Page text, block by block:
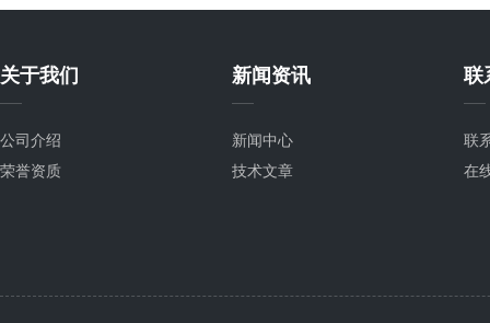
关于我们
公司介绍
荣誉资质
新闻资讯
新闻中心
技术文章
联
联
在